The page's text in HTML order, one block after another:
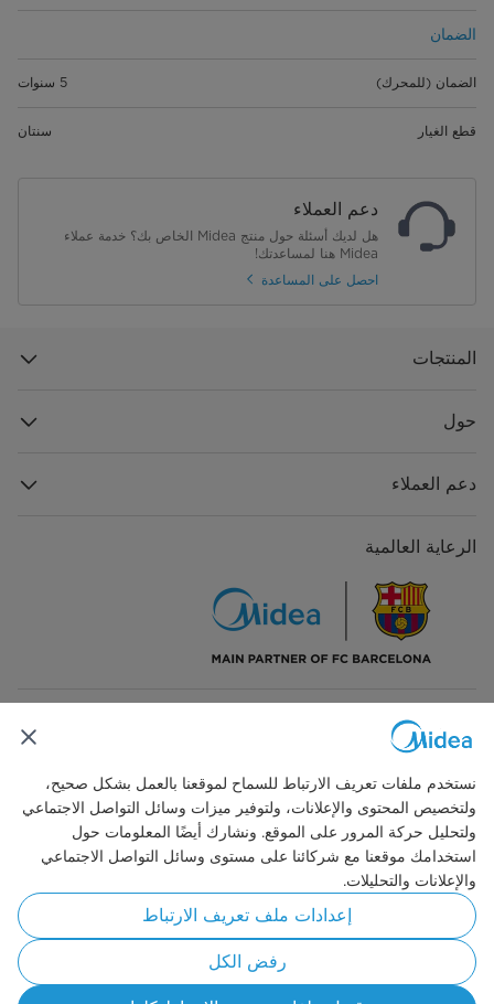
الضمان
الضمان (للمحرك) 5 سنوات
قطع الغيار سنتان
دعم العملاء
هل لديك أسئلة حول منتج Midea الخاص بك؟ خدمة عملاء
Midea هنا لمساعدتك!
احصل على المساعدة
المنتجات
حول
دعم العملاء
الرعاية العالمية
تواصل معنا
Simply ideal
حقوق النشر © 2026 مايديا. جميع الحقوق محفوظة.
سياسة خاصة
الموافقة على استخدام ملفات تعريف الارتباط
ليبيا
نستخدم ملفات تعريف الارتباط للسماح لموقعنا بالعمل بشكل صحيح،
ولتخصيص المحتوى والإعلانات، ولتوفير ميزات وسائل التواصل الاجتماعي
ولتحليل حركة المرور على الموقع. ونشارك أيضًا المعلومات حول
استخدامك موقعنا مع شركائنا على مستوى وسائل التواصل الاجتماعي
والإعلانات والتحليلات.
إعدادات ملف تعريف الارتباط
رفض الكل